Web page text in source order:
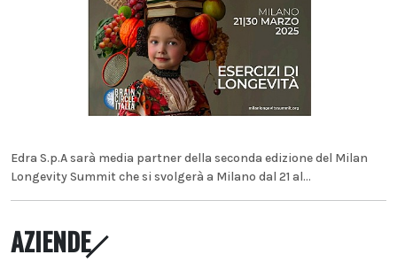
Edra S.p.A sarà media partner della seconda edizione del Milan
Longevity Summit che si svolgerà a Milano dal 21 al...
AZIENDE